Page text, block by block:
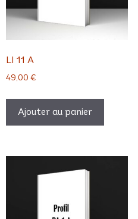
LI 11 A
49,00 €
Ajouter au panier